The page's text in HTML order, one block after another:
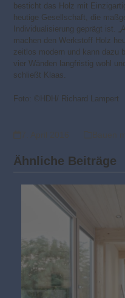
besticht das Holz mit
heutige Gesellschaft, die
Individualisierung geprägt ist.
machen den Werkstoff Holz
zeitlos modern und kann dazu
vier Wänden langfristig wohl
schließt Klaas.
Foto: ©HDH/ Richard Lampert
Ähnliche Beiträge